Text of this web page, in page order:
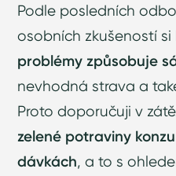
Podle posledních
osobních zkušeností si
problémy způsobuje
nevhodná strava a
Proto doporučuji v
zelené potraviny
dávkách, a to s